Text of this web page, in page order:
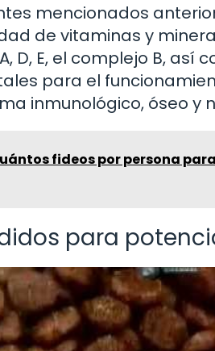
mencionados
de vitaminas y
D, E, el complejo B, así
para el
inmunológico, óseo y
fideos por persona
para